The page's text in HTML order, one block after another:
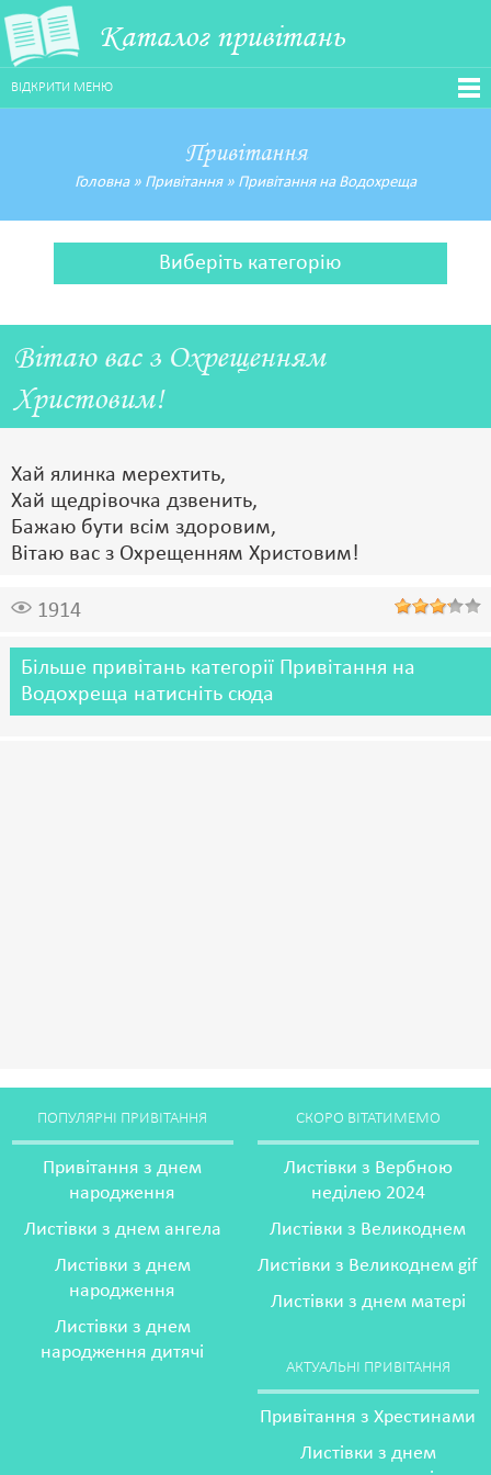
Каталог привітань
ВІДКРИТИ МЕНЮ
Привітання
Головна» Привітання» Привітання на Водохреща
Виберіть категорію
Вітаю вас з Охрещенням
Христовим!
Хай ялинка мерехтить,
Хай щедрівочка дзвенить,
Бажаю бути всім здоровим,
Вітаю вас з Охрещенням Христовим!
1914
Більше привітань категорії Привітання на
Водохреща натисніть сюда
ПОПУЛЯРНІ ПРИВІТАННЯ
Привітання з днем
народження
Листівки з днем ангела
Листівки з днем
народження
Листівки з днем
народження дитячі
СКОРО ВІТАТИМЕМО
Листівки з Вербною
неділею 2024
Листівки з Великоднем
Листівки з Великоднем gif
Листівки з днем матері
АКТУАЛЬНІ ПРИВІТАННЯ
Привітання з Хрестинами
Листівки з днем